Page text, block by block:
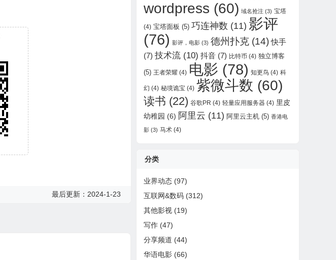
最后更新：2024-1-23
wordpress (60) 域名抢注 (3) 宝塔
(4) 宝塔面板 (5) 巧连神数 (11) 影评
(76) 影评，电影 (3) 德州扑克 (14) 快手
(7) 技术流 (10) 抖音 (7) 比特币 (4) 独立博客
(5) 王者荣耀 (4) 电影 (78) 知更鸟 (4) 科
幻 (4) 秘境诡宝 (4) 紫微斗数 (60)
读书 (22) 谷歌PR (4) 轻量应用服务器 (4) 里皮
幼稚园 (6) 阿里云 (11) 阿里云主机 (5) 香港电
影 (3) 马术 (4)
分类
业界动态 (97)
互联网&数码 (312)
其他影视 (19)
写作 (47)
分享频道 (44)
华语电影 (66)